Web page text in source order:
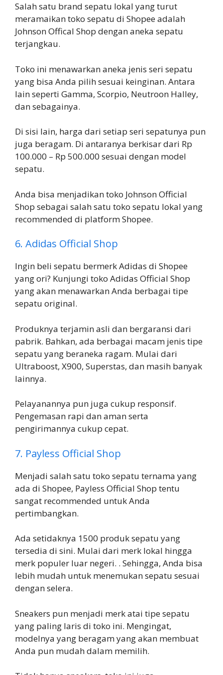
Salah satu brand sepatu lokal yang turut
meramaikan toko sepatu di Shopee adalah
Johnson Offical Shop dengan aneka sepatu
terjangkau.
Toko ini menawarkan aneka jenis seri sepatu
yang bisa Anda pilih sesuai keinginan. Antara
lain seperti Gamma, Scorpio, Neutroon Halley,
dan sebagainya.
Di sisi lain, harga dari setiap seri sepatunya pun
juga beragam. Di antaranya berkisar dari Rp
100.000 – Rp 500.000 sesuai dengan model
sepatu.
Anda bisa menjadikan toko Johnson Official
Shop sebagai salah satu toko sepatu lokal yang
recommended di platform Shopee.
6. Adidas Official Shop
Ingin beli sepatu bermerk Adidas di Shopee
yang ori? Kunjungi toko Adidas Official Shop
yang akan menawarkan Anda berbagai tipe
sepatu original.
Produknya terjamin asli dan bergaransi dari
pabrik. Bahkan, ada berbagai macam jenis tipe
sepatu yang beraneka ragam. Mulai dari
Ultraboost, X900, Superstas, dan masih banyak
lainnya.
Pelayanannya pun juga cukup responsif.
Pengemasan rapi dan aman serta
pengirimannya cukup cepat.
7. Payless Official Shop
Menjadi salah satu toko sepatu ternama yang
ada di Shopee, Payless Official Shop tentu
sangat recommended untuk Anda
pertimbangkan.
Ada setidaknya 1500 produk sepatu yang
tersedia di sini. Mulai dari merk lokal hingga
merk populer luar negeri. . Sehingga, Anda bisa
lebih mudah untuk menemukan sepatu sesuai
dengan selera.
Sneakers pun menjadi merk atai tipe sepatu
yang paling laris di toko ini. Mengingat,
modelnya yang beragam yang akan membuat
Anda pun mudah dalam memilih.